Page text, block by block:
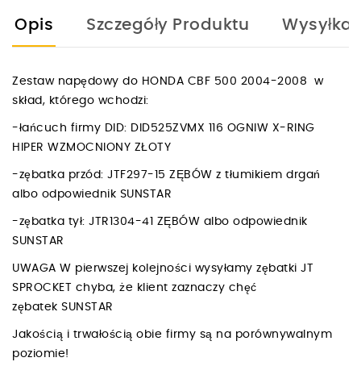
Opis Szczegóły Produktu Wysyłka
Zestaw napędowy do HONDA CBF 500 2004-2008 w
skład, którego wchodzi:
-łańcuch firmy DID: DID525ZVMX 116 OGNIW X-RING
HIPER WZMOCNIONY ZŁOTY
-zębatka przód: JTF297-15 ZĘBÓW z tłumikiem drgań
albo odpowiednik SUNSTAR
-zębatka tył: JTR1304-41 ZĘBÓW albo odpowiednik
SUNSTAR
UWAGA W pierwszej kolejności wysyłamy zębatki JT
SPROCKET chyba, że klient zaznaczy chęć
zębatek SUNSTAR
Jakością i trwałością obie firmy są na porównywalnym
poziomie!